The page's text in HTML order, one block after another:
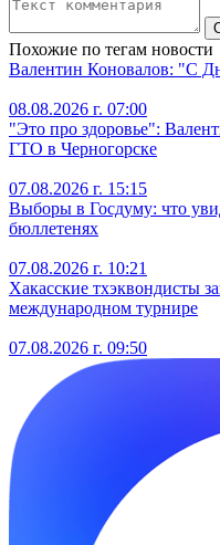
Похожие по тегам новости
Валентин Коновалов: "С
08.08.2026 г. 07:00
"Это про здоровье":
ГТО в Черногорске
07.08.2026 г. 15:15
Выборы в Госдуму: что
бюллетенях
07.08.2026 г. 10:21
Хакасские тхэквондисты
международном турнире
07.08.2026 г. 09:50